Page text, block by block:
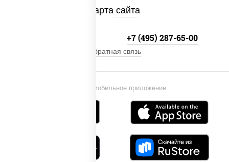
Карта сайта
Установи мобильное приложение
+7 (495) 287-65-00
Обратная связь